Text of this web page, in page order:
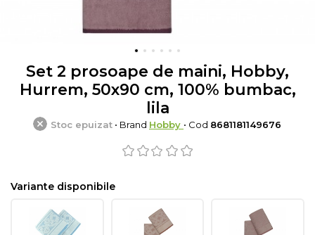
Set 2 prosoape de maini, Hobby,
Hurrem, 50x90 cm, 100% bumbac,
lila
Stoc epuizat • Brand Hobby • Cod 8681181149676
Variante disponibile